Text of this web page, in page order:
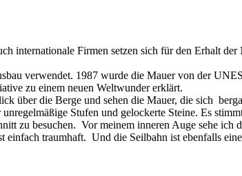
internationale Firmen setzen sich für den Erhalt
verwendet. 1987 wurde die Mauer von der
zu einem neuen Weltwunder erklärt.
über die Berge und sehen die Mauer, die sich
Stufen und gelockerte Steine. Es
zu besuchen. Vor meinem inneren Auge sehe ich
traumhaft. Und die Seilbahn ist ebenfalls